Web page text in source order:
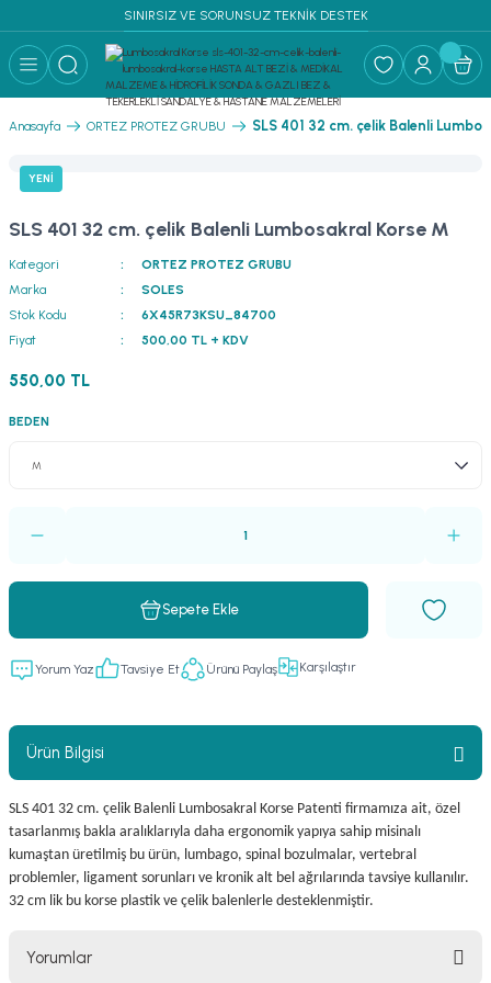
SINIRSIZ VE SORUNSUZ TEKNİK DESTEK
MALZEME ↓
& YATAK
Anasayfa ORTEZ PROTEZ GRUBU SLS 401 32 cm. çelik Balenli
YENİ
SLS 401 32 cm. çelik Balenli Lumbosakral Korse M
Kategori
ORTEZ PROTEZ GRUBU
Marka
SOLES
Stok Kodu
6X45R73KSU_84700
Fiyat
500,00 TL + KDV
550,00 TL
BEDEN
Sepete Ekle
Yorum Yaz Tavsiye Et Ürünü Paylaş Karşılaştır
Ürün Bilgisi
SLS 401 32 cm. çelik Balenli Lumbosakral Korse Patenti firmamıza ait, özel
tasarlanmış bakla aralıklarıyla daha ergonomik yapıya sahip misinalı
kumaştan üretilmiş bu ürün, lumbago, spinal bozulmalar, vertebral
problemler, ligament sorunları ve kronik alt bel ağrılarında tavsiye kullanılır.
32 cm lik bu korse plastik ve çelik balenlerle desteklenmiştir.
Yorumlar